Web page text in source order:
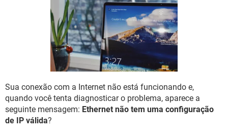
GMAIL
GUIA DE COMPRAS
Sua conexão com a Internet não está funcionando e,
quando você tenta diagnosticar o problema, aparece a
seguinte mensagem: Ethernet não tem uma configuração
de IP válida?